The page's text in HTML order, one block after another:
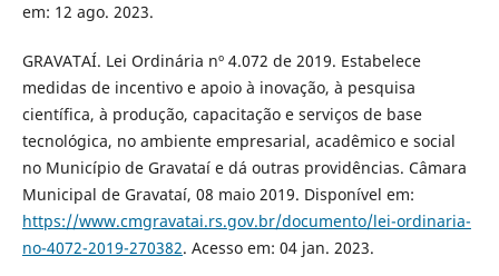
em: 12 ago. 2023.
GRAVATAÍ. Lei Ordinária nº 4.072 de 2019. Estabelece
medidas de incentivo e apoio à inovação, à pesquisa
científica, à produção, capacitação e serviços de base
tecnológica, no ambiente empresarial, acadêmico e social
no Município de Gravataí e dá outras providências. Câmara
Municipal de Gravataí, 08 maio 2019. Disponível em:
https://www.cmgravatai.rs.gov.br/documento/lei-ordinaria-
no-4072-2019-270382. Acesso em: 04 jan. 2023.